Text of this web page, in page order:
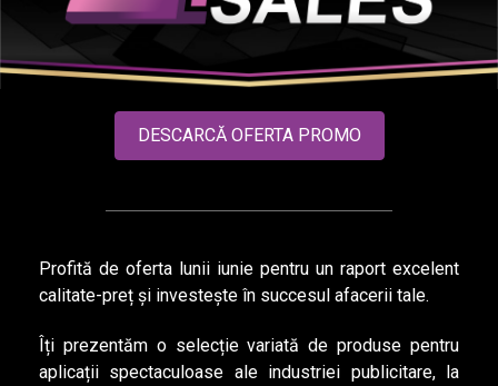
DESCARCĂ OFERTA PROMO
Profită de oferta lunii iunie pentru un raport excelent
calitate-preț și investește în succesul afacerii tale.
Îți prezentăm o selecție variată de produse pentru
aplicații spectaculoase ale industriei publicitare, la